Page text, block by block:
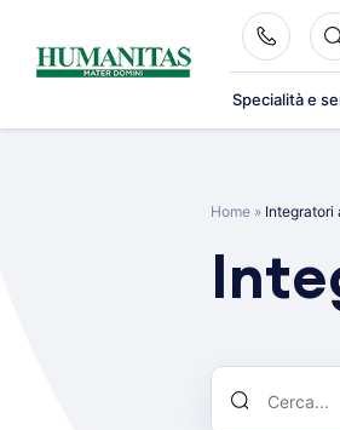
content
Specialità e
Home » Integratori